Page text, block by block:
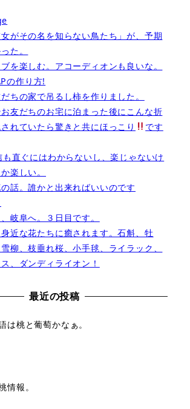
がその名を知らない鳥たち」が、予期
た。
を楽しむ。アコーディオンも良いな。
の作り方!
ちの家で吊るし柿を作りました。
友だちのお宅に泊まった後にこんな折
れていたら驚きと共にほっこり
です
も直ぐにはわからないし、楽じゃないけ
楽しい。
話。誰かと出来ればいいのです
岐阜へ。３日目です。
近な花たちに癒されます。石斛、牡
柳、枝垂れ桜、小手毬、ライラック、
、ダンディライオン！
最近の投稿
桃と葡萄かなぁ。
情報。